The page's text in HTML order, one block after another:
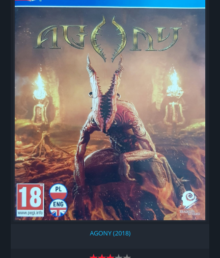
AGONY (2018)